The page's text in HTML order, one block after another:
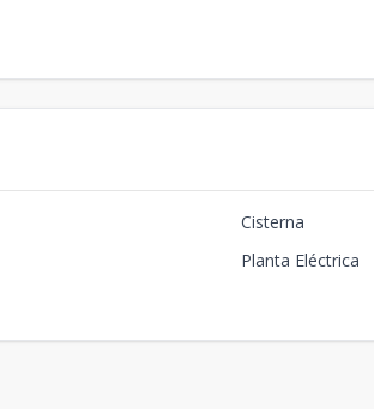
Cisterna
Planta Eléctrica